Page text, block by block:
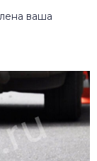
ваша